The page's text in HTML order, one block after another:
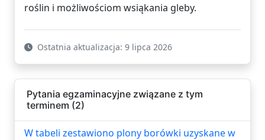
roślin i możliwościom wsiąkania gleby.
Ostatnia aktualizacja: 9 lipca 2026
Pytania egzaminacyjne związane z tym
terminem (2)
W tabeli zestawiono plony borówki uzyskane w